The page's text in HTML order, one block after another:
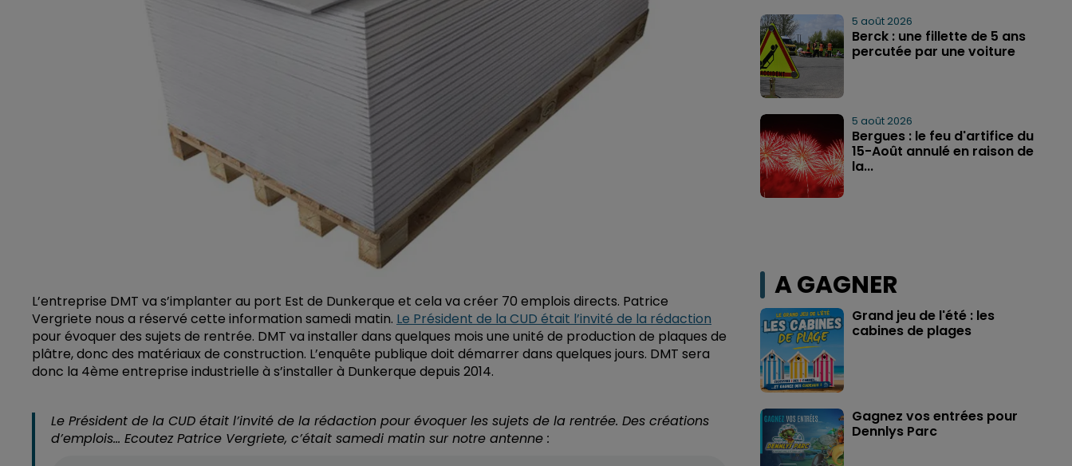
L’entreprise DMT va s’implanter au port Est de Dunkerque et cela va créer 70 emplois directs. Patrice
Vergriete nous a réservé cette information samedi matin. Le Président de la CUD était l’invité de la rédaction
pour évoquer des sujets de rentrée. DMT va installer dans quelques mois une unité de production de plaques de
plâtre, donc des matériaux de construction. L’enquête publique doit démarrer dans quelques jours. DMT sera
donc la 4ème entreprise industrielle à s’installer à Dunkerque depuis 2014.
Le Président de la CUD était l’invité de la rédaction pour évoquer les sujets de la rentrée. Des créations
d’emplois… Ecoutez Patrice Vergriete, c’était samedi matin sur notre antenne :
5 août 2026
Berck : une fillette de 5 ans
percutée par une voiture
5 août 2026
Bergues : le feu d'artifice du
15-Août annulé en raison de
la...
A GAGNER
Grand jeu de l'été : les
cabines de plages
Gagnez vos entrées pour
Dennlys Parc